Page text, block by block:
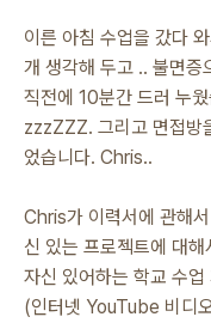
이른 아침 수업을 갔다
개 생각해 두고 .. 불면증
직전에 10분간 드러 누
zzzZZZ. 그리고 면접방
었습니다. Chris..
Chris가 이력서에 관해
신 있는 프로젝트에 대
자신 있어하는 학교 수
(인터넷 YouTube 비디